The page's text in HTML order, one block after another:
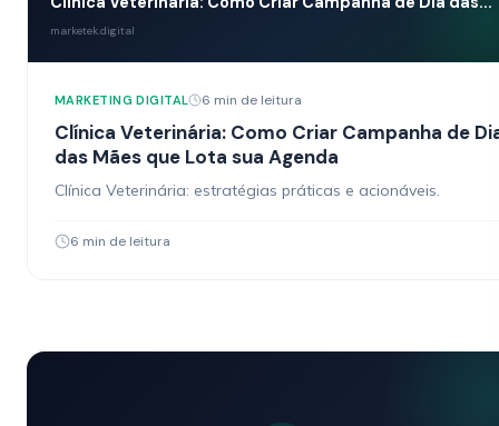
marketek.digital
MARKETING DIGITAL 6 min de leitura
Clínica Veterinária: Como Criar Campanha de
das Mães que Lota sua Agenda
Clínica Veterinária: estratégias práticas e acionáveis.
6 min de leitura